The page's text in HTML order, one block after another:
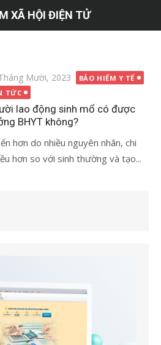
XÃ HỘI ĐIỆN TỬ
Mười, 2023
BẢO HIỂM Y TẾ
TỨC
lao động sinh mổ có được
BHYT không?
hơn do nhiều nguyên nhân, chi
hơn so với sinh thường và tạo...